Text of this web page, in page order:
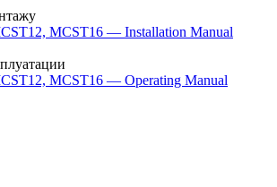
MCST16 — Installation Manual
MCST16 — Operating Manual